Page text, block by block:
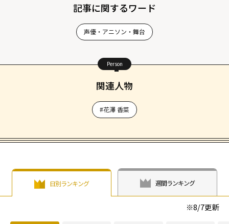
記事に関するワード
声優・アニソン・舞台
Person
関連人物
#花澤 香菜
日別ランキング 週間ランキング
※8/7更新